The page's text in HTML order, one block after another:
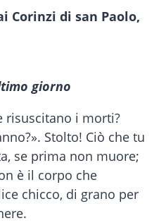
Corinzi di san Paolo,
giorno
risuscitano i morti?
Stolto! Ciò che tu
se prima non muore;
è il corpo che
chicco, di grano per